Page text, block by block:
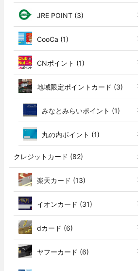
JRE POINT (3)
CooCa (1)
CNポイント (1)
地域限定ポイントカード (3)
みなとみらいポイント (1)
丸の内ポイント (1)
クレジットカード (82)
楽天カード (13)
イオンカード (31)
dカード (6)
ヤフーカード (6)